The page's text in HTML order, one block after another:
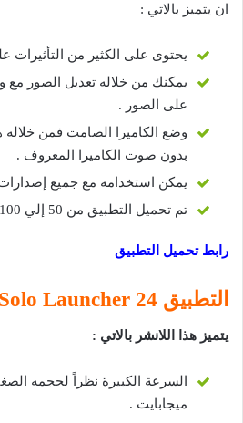
ان يتميز بالاتي :
يحتوى على الكثير من التأثيرات
يمكنك من خلاله تعديل الصور مع
على الصور .
وضع الكاميرا الصامت فمن خلاله
بدون صوت الكاميرا المعروف .
يمكن استخدامه مع جميع إصدارات
تم تحميل التطبيق من 50 إلي 100 مليون تحميل .
رابط تحميل التطبيق
التطبيق 24 Solo Launcher
يتميز هذا اللانشر بالاتي :
السرعة الكبيرة نظراً لحجمه
ميجابايت .